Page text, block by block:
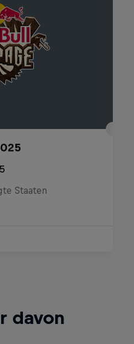
Staaten
davon